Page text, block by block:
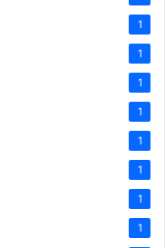
1
1
1
1
1
1
1
1